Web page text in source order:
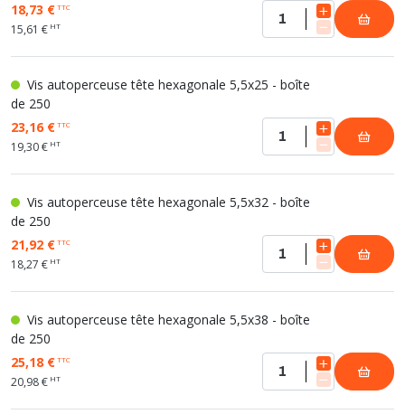
18,73 €TTC
15,61 € HT
Vis autoperceuse tête hexagonale 5,5x25 - boîte
de 250
23,16 €TTC
19,30 € HT
Vis autoperceuse tête hexagonale 5,5x32 - boîte
de 250
21,92 €TTC
18,27 € HT
Vis autoperceuse tête hexagonale 5,5x38 - boîte
de 250
25,18 €TTC
20,98 € HT